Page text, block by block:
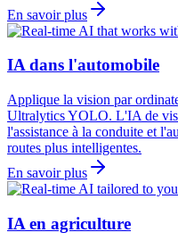
En savoir plus
IA dans l'automobile
Applique la vision par
Ultralytics YOLO. L'IA de
l'assistance à la conduite et
routes plus intelligentes.
En savoir plus
IA en agriculture